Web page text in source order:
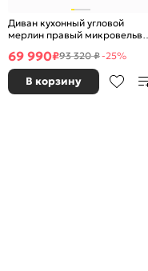
Диван кухонный угловой
мерлин правый микровельвет
69 990₽93 320 ₽-25%
В корзину